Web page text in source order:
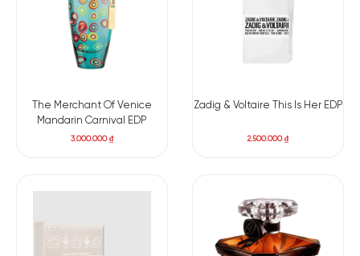
The Merchant Of Venice
Mandarin Carnival EDP
3.000.000₫
Zadig & Voltaire This Is Her EDP
2.500.000₫